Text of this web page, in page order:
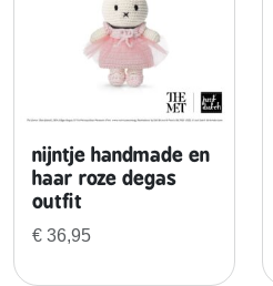
nijntje handmade en
haar roze degas
outfit
€ 36,95